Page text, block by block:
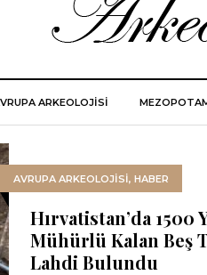
ARKEOLOJISI
AVRUPA ARKEOLOJISI, HABER
Hırvatistan’da 1500
Mühürlü Kalan Beş
Lahdi Bulundu